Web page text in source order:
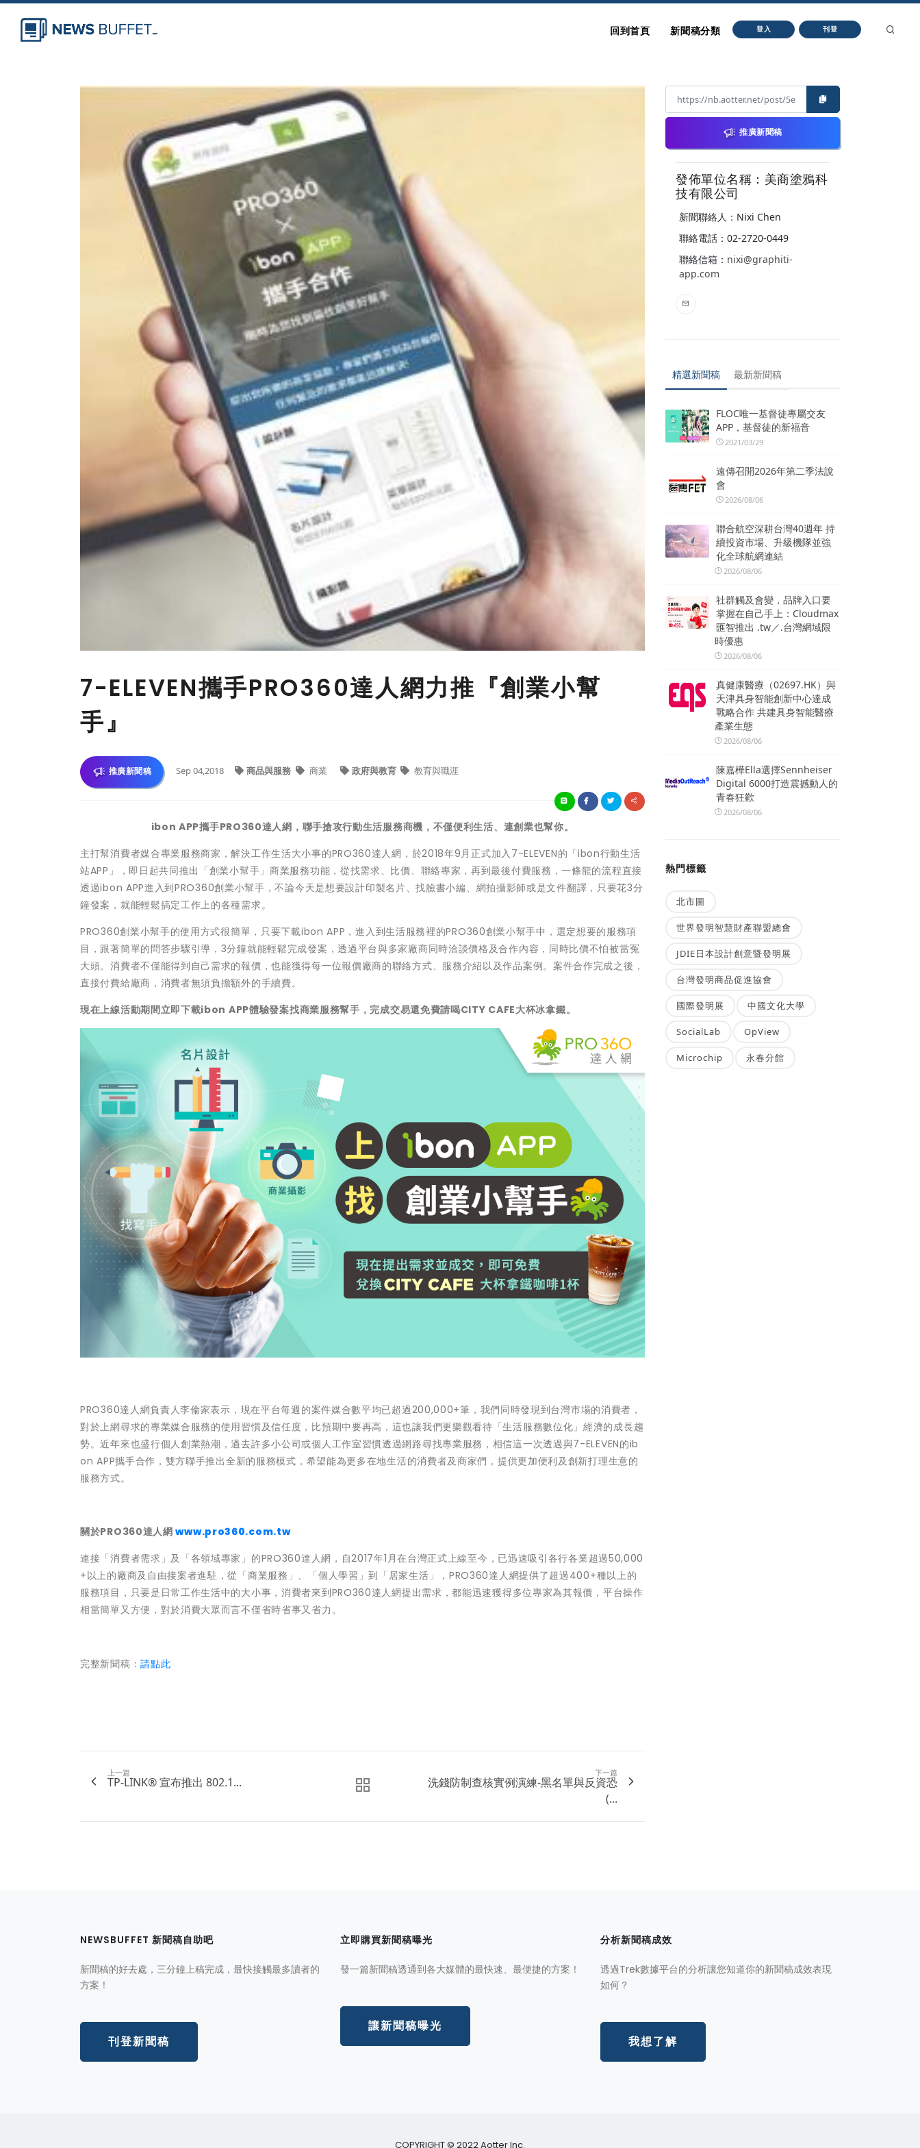
回到首頁 新聞稿分類 登入 刊登
7-ELEVEN攜手PRO360達人網力推『創業小幫
手』
推廣新聞稿 Sep 04,2018 商品與服務 商業 政府與教育 教育與職涯
ibon APP攜手PRO360達人網，聯手搶攻行動生活服務商機，不僅便利生活、連創業也幫你。
主打幫消費者媒合專業服務商家，解決工作生活大小事的PRO360達人網，於2018年9月正式加入7-ELEVEN的「ibon行動生活
站APP」，即日起共同推出「創業小幫手」商業服務功能，從找需求、比價、聯絡專家，再到最後付費服務，一條龍的流程直接
透過ibon APP進入到PRO360創業小幫手，不論今天是想要設計印製名片、找臉書小編、網拍攝影師或是文件翻譯，只要花3分
鐘發案，就能輕鬆搞定工作上的各種需求。
PRO360創業小幫手的使用方式很簡單，只要下載ibon APP，進入到生活服務裡的PRO360創業小幫手中，選定想要的服務項
目，跟著簡單的問答步驟引導，3分鐘就能輕鬆完成發案，透過平台與多家廠商同時洽談價格及合作內容，同時比價不怕被當冤
大頭。消費者不僅能得到自己需求的報價，也能獲得每一位報價廠商的聯絡方式、服務介紹以及作品案例。案件合作完成之後，
直接付費給廠商，消費者無須負擔額外的手續費。
現在上線活動期間立即下載ibon APP體驗發案找商業服務幫手，完成交易還免費請喝CITY CAFE大杯冰拿鐵。
PRO360達人網負責人李倫家表示，現在平台每週的案件媒合數平均已超過200,000+筆，我們同時發現到台灣市場的消費者，
對於上網尋求的專業媒合服務的使用習慣及信任度，比預期中要再高，這也讓我們更樂觀看待「生活服務數位化」經濟的成長趨
勢。近年來也盛行個人創業熱潮，過去許多小公司或個人工作室習慣透過網路尋找專業服務，相信這一次透過與7-ELEVEN的ib
on APP攜手合作，雙方聯手推出全新的服務模式，希望能為更多在地生活的消費者及商家們，提供更加便利及創新打理生意的
服務方式。
關於PRO360達人網www.pro360.com.tw
連接「消費者需求」及「各領域專家」的PRO360達人網，自2017年1月在台灣正式上線至今，已迅速吸引各行各業超過50,000
+以上的廠商及自由接案者進駐，從「商業服務」、「個人學習」到「居家生活」，PRO360達人網提供了超過400+種以上的
服務項目，只要是日常工作生活中的大小事，消費者來到PRO360達人網提出需求，都能迅速獲得多位專家為其報價，平台操作
相當簡單又方便，對於消費大眾而言不僅省時省事又省力。
完整新聞稿：請點此
上一篇
TP-LINK® 宣布推出 802.1...
下一篇
洗錢防制查核實例演練-黑名單與反資恐
(...
推廣新聞稿
發佈單位名稱：美商塗鴉科
技有限公司
新聞聯絡人：Nixi Chen
聯絡電話：02-2720-0449
聯絡信箱： nixi@graphiti-
app.com
精選新聞稿 最新新聞稿
FLOC唯一基督徒專屬交友
APP，基督徒的新福音
2021/03/29
遠傳召開2026年第二季法說
會
2026/08/06
聯合航空深耕台灣40週年 持
續投資市場、升級機隊並強
化全球航網連結
2026/08/06
社群觸及會變，品牌入口要
掌握在自己手上：Cloudmax
匯智推出 .tw／.台灣網域限
時優惠
2026/08/06
真健康醫療（02697.HK）與
天津具身智能創新中心達成
戰略合作 共建具身智能醫療
產業生態
2026/08/06
陳嘉樺Ella選擇Sennheiser
Digital 6000打造震撼動人的
青春狂歡
2026/08/06
熱門標籤
北市圖
世界發明智慧財產聯盟總會
JDIE日本設計創意暨發明展
台灣發明商品促進協會
國際發明展 中國文化大學
SocialLab OpView
Microchip 永春分館
NEWSBUFFET 新聞稿自助吧
新聞稿的好去處，三分鐘上稿完成，最快接觸最多讀者的
方案！
刊登新聞稿
立即購買新聞稿曝光
發一篇新聞稿透通到各大媒體的最快速、最便捷的方案！
讓新聞稿曝光
分析新聞稿成效
透過Trek數據平台的分析讓您知道你的新聞稿成效表現
如何？
我想了解
COPYRIGHT © 2022 Aotter Inc.